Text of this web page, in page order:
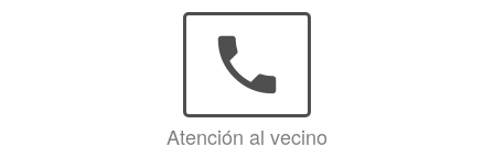
phone
Atención al vecino